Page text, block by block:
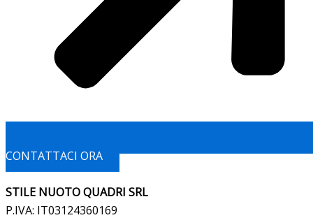
CONTATTACI ORA
STILE NUOTO QUADRI SRL
P.IVA: IT03124360169